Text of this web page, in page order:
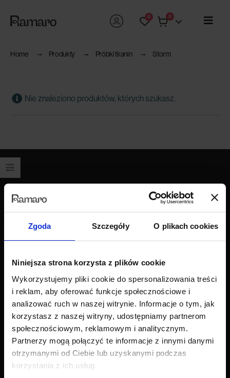
Zgoda Szczegóły O plikach cookies
Niniejsza strona korzysta z plików cookie
Wykorzystujemy pliki cookie do spersonalizowania treści
i reklam, aby oferować funkcje społecznościowe i
analizować ruch w naszej witrynie. Informacje o tym, jak
korzystasz z naszej witryny, udostępniamy partnerom
społecznościowym, reklamowym i analitycznym.
Partnerzy mogą połączyć te informacje z innymi danymi
otrzymanymi od Ciebie lub uzyskanymi podczas
korzystania z ich usług.
0 0
Home Produkty Próbki tkanin Storm
Nie znaleziono produktów, których szukasz.
Wszystkie produkty
Krzesła i fotele
Akcesoria
Obsługa klienta
Export
Dostawa
Zwroty i reklamacje